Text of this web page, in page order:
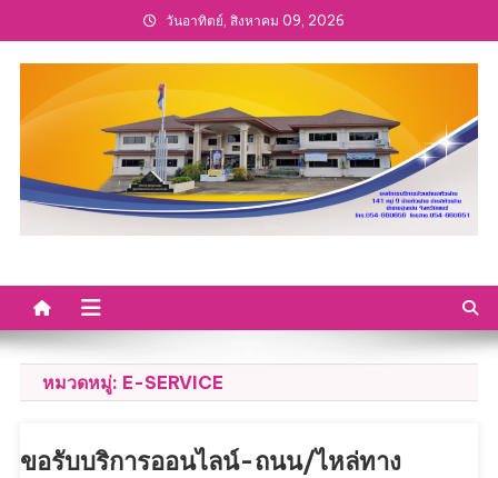
to
content
วันอาทิตย์, สิงหาคม 09, 2026
หมวดหมู่: E-SERVICE
ขอรับบริการออนไลน์-ถนน/ไหล่ทาง